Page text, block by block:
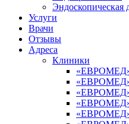
Эндоскопическая
Услуги
Врачи
Отзывы
Адреса
Клиники
«ЕВРОМЕД»
«ЕВРОМЕД»
«ЕВРОМЕД»
«ЕВРОМЕД»
«ЕВРОМЕД»